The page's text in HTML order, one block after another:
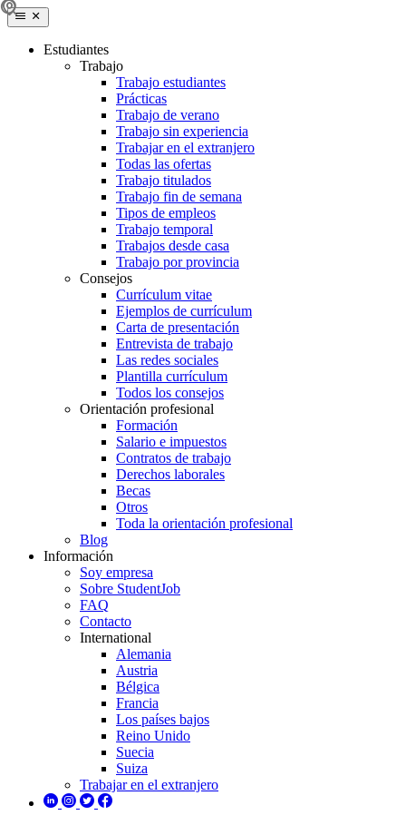
Estudiantes
Trabajo
Trabajo estudiantes
Prácticas
Trabajo de verano
Trabajo sin experiencia
Trabajar en el extranjero
Todas las ofertas
Trabajo titulados
Trabajo fin de semana
Tipos de empleos
Trabajo temporal
Trabajos desde casa
Trabajo por provincia
Consejos
Currículum vitae
Ejemplos de currículum
Carta de presentación
Entrevista de trabajo
Las redes sociales
Plantilla currículum
Todos los consejos
Orientación profesional
Formación
Salario e impuestos
Contratos de trabajo
Derechos laborales
Becas
Otros
Toda la orientación profesional
Blog
Información
Soy empresa
Sobre StudentJob
FAQ
Contacto
International
Alemania
Austria
Bélgica
Francia
Los países bajos
Reino Unido
Suecia
Suiza
Trabajar en el extranjero